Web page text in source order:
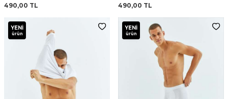
490,00 TL 490,00 TL
YENI
ürün
YENI
ürün